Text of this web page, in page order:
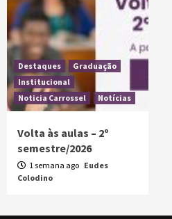
Destaques
Graduação
Institucional
Noticia Carrossel
Notícias
Volta às aulas – 2º
semestre/2026
1 semana ago Eudes
Colodino